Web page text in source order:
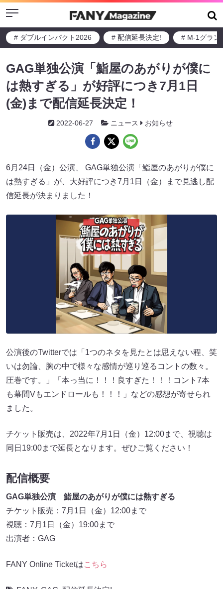
Menu
# ダブルインパクト2026 # 配信延長決定! # M-1グラン
GAG単独公演「鮨屋のあがりが僕に
は熱すぎる」が好評につき7月1日
(金)まで配信延長決定！
2022-06-27 ニュース お知らせ
6月24日（金）公演、 GAG単独公演「鮨屋のあがりが僕に
は熱すぎる」が、大好評につき7月1日（金）まで見逃し配
信延長が決まりました！
公演後のTwitterでは「1つのネタを見たとは思えない程、笑
いは勿論、胸の中で様々な感情が巡り巡るコントの数々。
圧巻です。」「本っ当に！！！良すぎた！！！コント7本
も幕間Vもエンドロールも！！！」などの感想が寄せられ
ました。
チケット販売は、2022年7月1日（金）12:00まで、視聴は
同日19:00まで延長となります。ぜひご覧ください！
配信概要
GAG単独公演 鮨屋のあがりが僕には熱すぎる
チケット販売：7月1日（金）12:00まで
視聴：7月1日（金）19:00まで
出演者：GAG
FANY Online Ticketはこちら